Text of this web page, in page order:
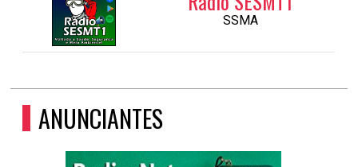
SSMA
ANUNCIANTES